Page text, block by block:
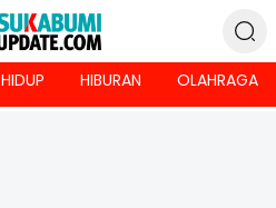
HIBURAN OLAHRAGA